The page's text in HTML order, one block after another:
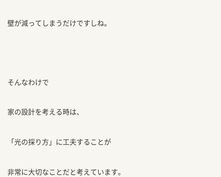
壁が減ってしまうだけですしね。
そんなわけで
家の設計を考える時は、
「光の採り方」に工夫することが
非常に大切なことだと考えています。